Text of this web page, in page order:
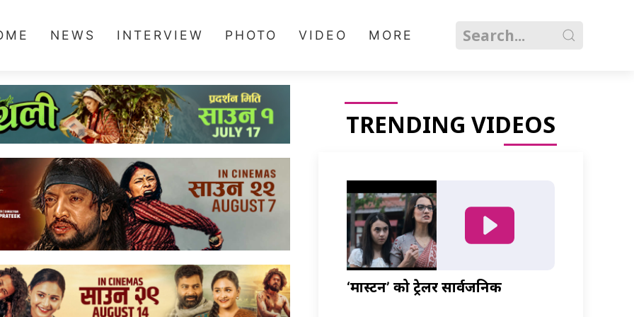
NEWS INTERVIEW PHOTO VIDEO MORE
TRENDING VIDEOS
‘मास्टर्नी’ को ट्रेलर सार्वजनिक